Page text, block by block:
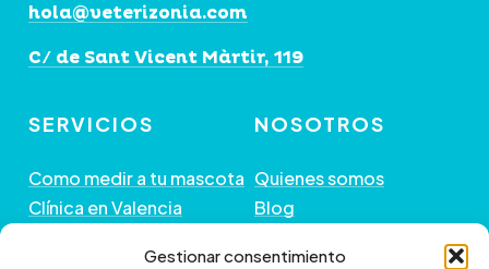
Gestionar consentimiento
hola@veterizonia.com
C/ de Sant Vicent Màrtir, 119
SERVICIOS
Como medir a tu mascota
Clínica en Valencia
NOSOTROS
Quienes somos
Blog